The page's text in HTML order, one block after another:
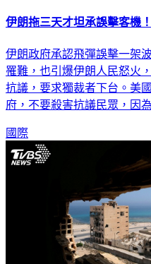
伊朗拖三天才坦承誤擊客機
伊朗政府承認飛彈誤擊一架
罹難，也引爆伊朗人民怒火
抗議，要求獨裁者下台。美
府，不要殺害抗議民眾，因
國際